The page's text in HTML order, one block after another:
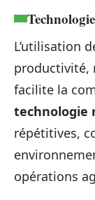
L’utilisation
productivité,
facilite la
technologie
répétitives,
opérations